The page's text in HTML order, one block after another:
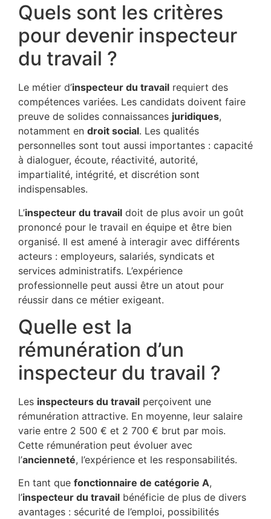
Quels sont les critères
pour devenir inspecteur
du travail ?
Le métier d’inspecteur du travail requiert des
compétences variées. Les candidats doivent faire
preuve de solides connaissances juridiques,
notamment en droit social. Les qualités
personnelles sont tout aussi importantes : capacité
à dialoguer, écoute, réactivité, autorité,
impartialité, intégrité, et discrétion sont
indispensables.
L’inspecteur du travail doit de plus avoir un goût
prononcé pour le travail en équipe et être bien
organisé. Il est amené à interagir avec différents
acteurs : employeurs, salariés, syndicats et
services administratifs. L’expérience
professionnelle peut aussi être un atout pour
réussir dans ce métier exigeant.
Quelle est la
rémunération d’un
inspecteur du travail ?
Les inspecteurs du travail perçoivent une
rémunération attractive. En moyenne, leur salaire
varie entre 2 500 € et 2 700 € brut par mois.
Cette rémunération peut évoluer avec
l’ancienneté, l’expérience et les responsabilités.
En tant que fonctionnaire de catégorie A,
l’inspecteur du travail bénéficie de plus de divers
avantages : sécurité de l’emploi, possibilités